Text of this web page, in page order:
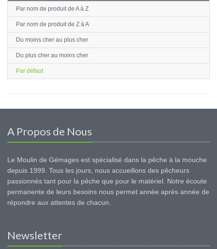
Par nom de produit de A à Z
Par nom de produit de Z à A
Du moins cher au plus cher
Du plus cher au moins cher
Par défaut
A Propos de Nous
Le Moulin de Gémages est spécialisé dans la pêche à la mouche
depuis 1999. Tous les jours, nous accueillons des pêcheurs
passionnés tant pour la pêche que pour le matériel. Notre écoute
permanente de leurs besoins nous permet année après année de
répondre aux attentes de chacun.
Newsletter